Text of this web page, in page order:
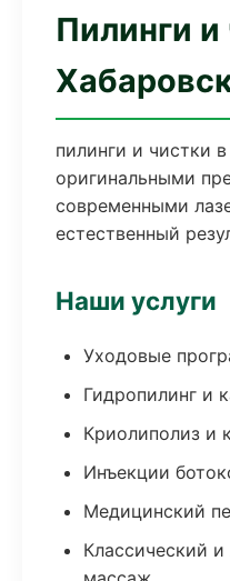
Пилинги и
пилинги и чистки
оригинальными
современными
естественный
Наши услуги
Уходовые
Гидропилинг и
Криолиполиз и
Инъекции
Медицинский
Классический